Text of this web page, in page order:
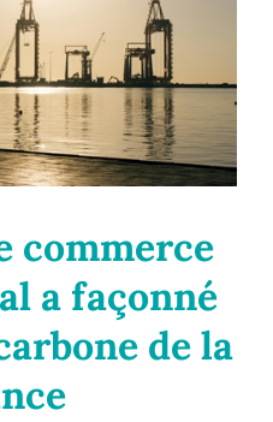
commerce
a façonné
de la